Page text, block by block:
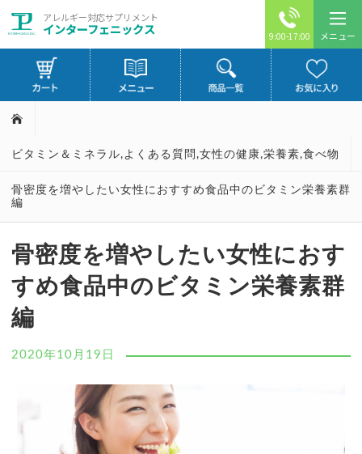
アレルギー対応サプリメント
インターフェニックス 9:00-17:00 メニュー
ビタミン＆ミネラル, よくある質問 ,女性の健康,栄養素,食べ物
骨密度を増やしたい女性におすすめ食品中のビタミン栄養素群
編
骨密度を増やしたい女性におす
すめ食品中のビタミン栄養素群
編
2020年10月19日